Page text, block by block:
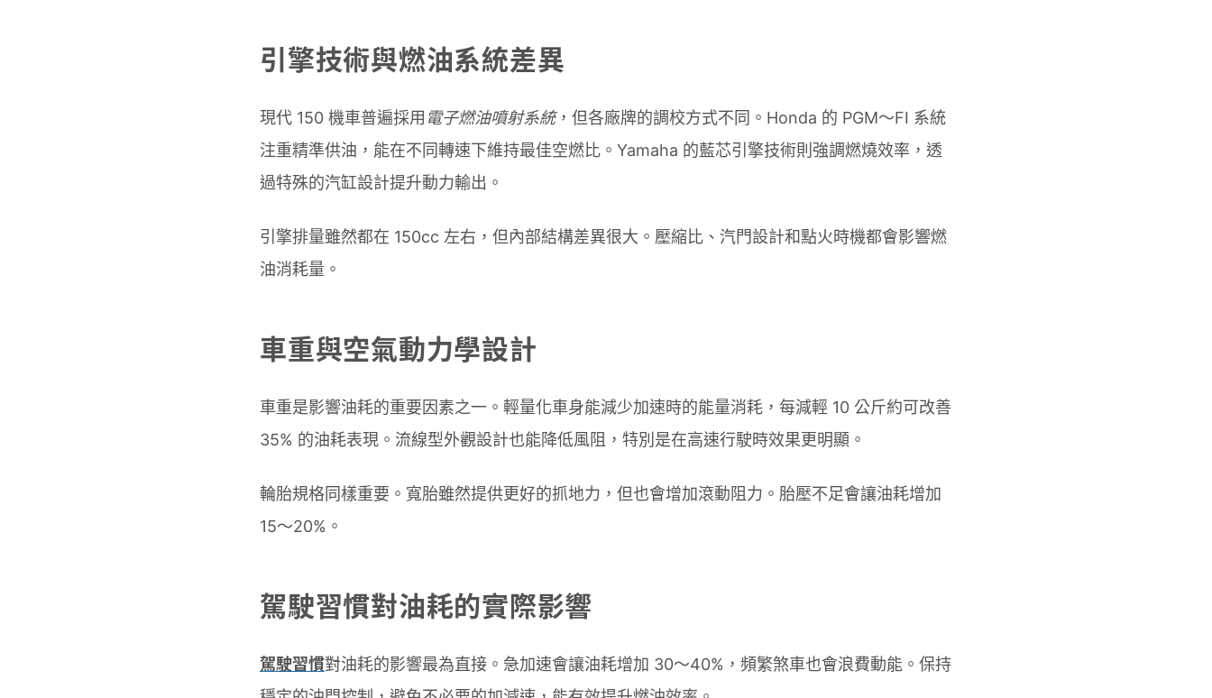
引擎技術與燃油系統差異
現代 150 機車普遍採用 電子燃油噴射系統，但各廠牌的調校方式不同。Honda 的 PGM～FI 系統
注重精準供油，能在不同轉速下維持最佳空燃比。Yamaha 的藍芯引擎技術則強調燃燒效率，透
過特殊的汽缸設計提升動力輸出。
引擎排量雖然都在 150cc 左右，但內部結構差異很大。壓縮比、汽門設計和點火時機都會影響燃
油消耗量。
車重與空氣動力學設計
車重是影響油耗的重要因素之一。輕量化車身能減少加速時的能量消耗，每減輕 10 公斤約可改善
35% 的油耗表現。流線型外觀設計也能降低風阻，特別是在高速行駛時效果更明顯。
輪胎規格同樣重要。寬胎雖然提供更好的抓地力，但也會增加滾動阻力。胎壓不足會讓油耗增加
15～20%。
駕駛習慣對油耗的實際影響
駕駛習慣對油耗的影響最為直接。急加速會讓油耗增加 30～40%，頻繁煞車也會浪費動能。保持